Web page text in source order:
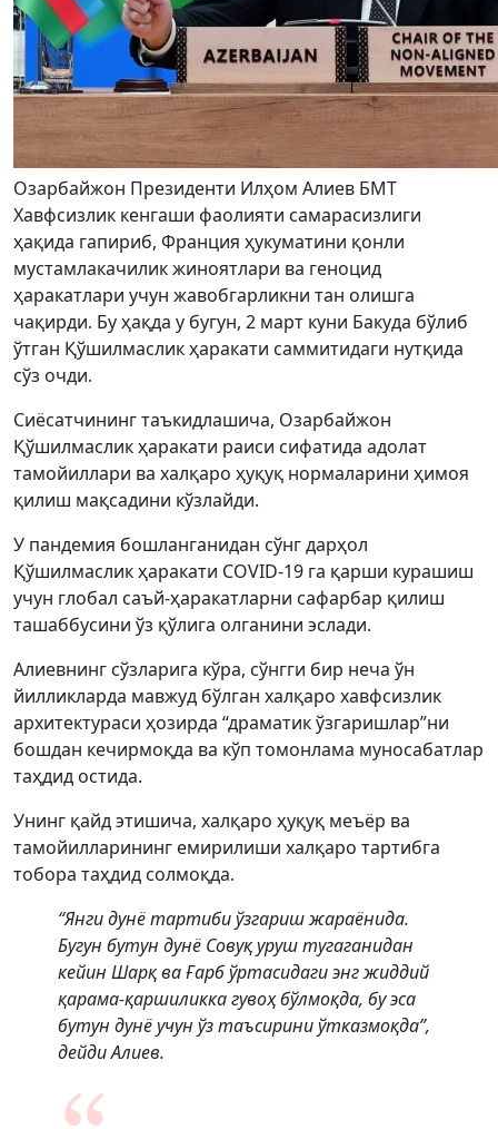
Озарбайжон Президенти Илҳом Алиев БМТ
Хавфсизлик кенгаши фаолияти самарасизлиги
ҳақида гапириб, Франция ҳукуматини қонли
мустамлакачилик жиноятлари ва геноцид
ҳаракатлари учун жавобгарликни тан олишга
чақирди. Бу ҳақда у бугун, 2 март куни Бакуда бўлиб
ўтган Қўшилмаслик ҳаракати саммитидаги нутқида
сўз очди.
Сиёсатчининг таъкидлашича, Озарбайжон
Қўшилмаслик ҳаракати раиси сифатида адолат
тамойиллари ва халқаро ҳуқуқ нормаларини ҳимоя
қилиш мақсадини кўзлайди.
У пандемия бошланганидан сўнг дарҳол
Қўшилмаслик ҳаракати COVID-19 га қарши курашиш
учун глобал саъй-ҳаракатларни сафарбар қилиш
ташаббусини ўз қўлига олганини эслади.
Алиевнинг сўзларига кўра, сўнгги бир неча ўн
йилликларда мавжуд бўлган халқаро хавфсизлик
архитектураси ҳозирда “драматик ўзгаришлар”ни
бошдан кечирмоқда ва кўп томонлама муносабатлар
таҳдид остида.
Унинг қайд этишича, халқаро ҳуқуқ меъёр ва
тамойилларининг емирилиши халқаро тартибга
тобора таҳдид солмоқда.
“Янги дунё тартиби ўзгариш жараёнида.
Бугун бутун дунё Совуқ уруш тугаганидан
кейин Шарқ ва Ғарб ўртасидаги энг жиддий
қарама-қаршиликка гувоҳ бўлмоқда, бу эса
бутун дунё учун ўз таъсирини ўтказмоқда”,
дейди Алиев.